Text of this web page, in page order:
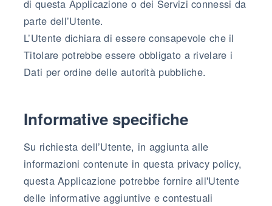
di questa Applicazione o dei Servizi connessi da
parte dell’Utente.
L’Utente dichiara di essere consapevole che il
Titolare potrebbe essere obbligato a rivelare i
Dati per ordine delle autorità pubbliche.
Informative specifiche
Su richiesta dell’Utente, in aggiunta alle
informazioni contenute in questa privacy policy,
questa Applicazione potrebbe fornire all'Utente
delle informative aggiuntive e contestuali